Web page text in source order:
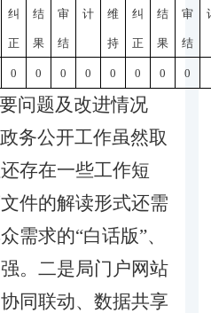
计
纠
正
结
果
审
结
维
持
纠
正
结
果
审
结
0 0 0 0 0 0 0 0
问题及改进情况
务公开工作虽然取
存在一些工作短
件的解读形式还需
需求的“白话版”、
。二是局门户网站
同联动、数据共享